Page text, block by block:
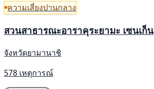
ความเสี่ยงปานกลาง
สวนสาธารณะอาราคุระยามะ เซนเก็น
จังหวัดยามานาชิ
578 เหตุการณ์